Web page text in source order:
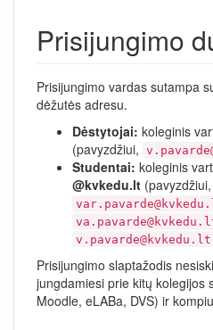
Prisijungimo
Prisijungimo vardas sutampa
dėžutės adresu.
Dėstytojai: koleginis
(pavyzdžiui,
Studentai: koleginis
@kvkedu.lt (pavyzdžiui,
v.pavarde@kvkedu.lt
Prisijungimo slaptažodis
jungdamiesi prie kitų kolegijos
Moodle, eLABa, DVS) ir